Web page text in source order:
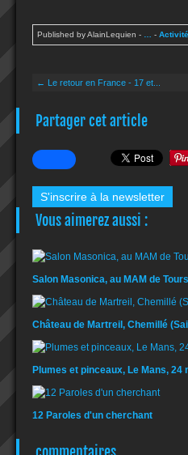
Published by AlainLequien - -
← Le retour en France - 17 et...
Partager cet article
S'inscrire à la newsletter
Vous aimerez aussi :
Salon Masonica, au MAM de
Château de Martreil, Chemillé
Plumes et pinceaux, Le Mans, 24
12 Paroles d'un cherchant